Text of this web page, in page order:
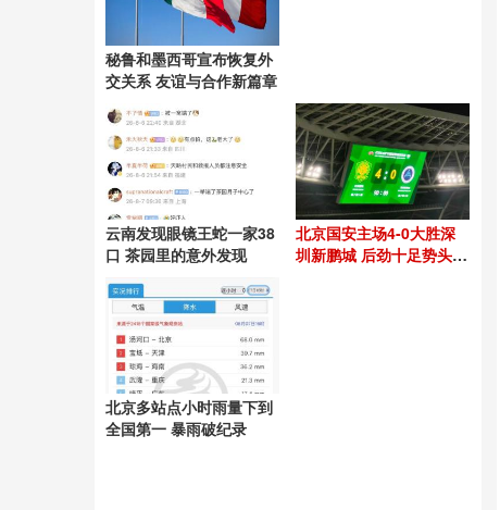
秘鲁和墨西哥宣布恢复外
交关系 友谊与合作新篇章
云南发现眼镜王蛇一家38
口 茶园里的意外发现
北京国安主场4-0大胜深
圳新鹏城 后劲十足势头良
北京多站点小时雨量下到
全国第一 暴雨破纪录